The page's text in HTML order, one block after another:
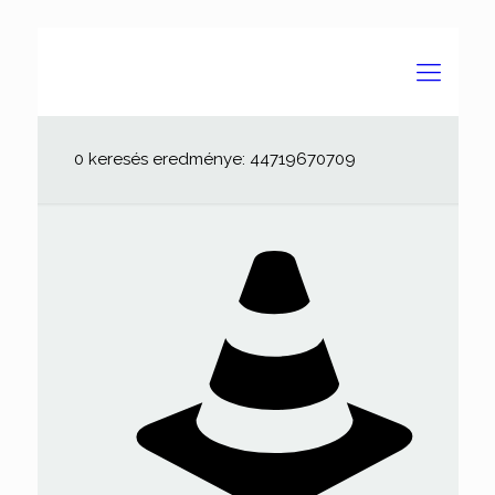
0 keresés eredménye: 44719670709